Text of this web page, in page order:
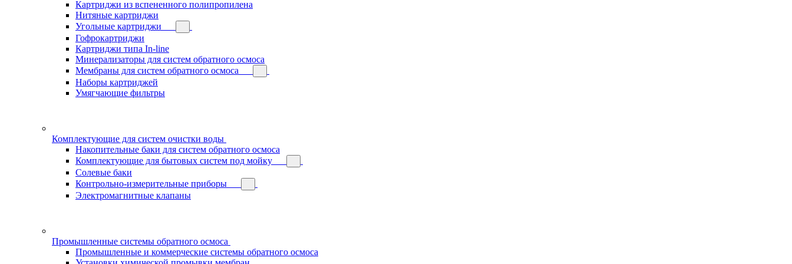
Картриджи из вспененного полипропилена
Нитяные картриджи
Угольные картриджи
Гофрокартриджи
Картриджи типа In-line
Минерализаторы для систем обратного осмоса
Мембраны для систем обратного осмоса
Наборы картриджей
Умягчающие фильтры
Комплектующие для систем очистки воды
Накопительные баки для систем обратного осмоса
Комплектующие для бытовых систем под мойку
Солевые баки
Контрольно-измерительные приборы
Электромагнитные клапаны
Промышленные системы обратного осмоса
Промышленные и коммерческие системы обратного осмоса